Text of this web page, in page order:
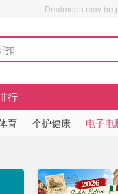
Dealmoon may be
行
育 个护健康 电子电